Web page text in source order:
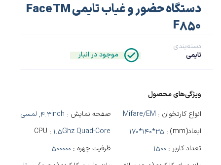
دستگاه حضور و غیاب تایمی Face TM
F850
موجود در انبار
دسته‌بندی
تایمی
ویژگی‌های محصول
انواع کارتخوان : Mifare/EM صفحه نمایش : 4.3inch
, لمسی
ابعاد(mm) :
170*140*35
CPU : 1.5Ghz Quad-Core
تعداد کاربر : 1500 ظرفیت چهره : 500000